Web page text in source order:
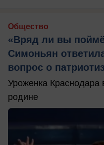
Общество
«Вряд ли вы
Симоньян
вопрос о
Уроженка Краснодара
родине